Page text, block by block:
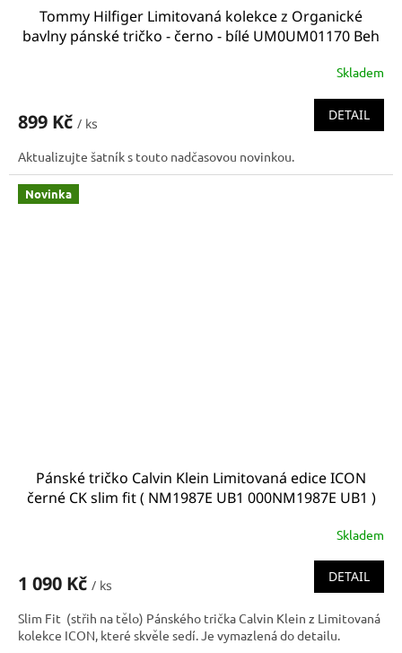
Tommy Hilfiger Limitovaná kolekce z Organické
bavlny pánské tričko - černo - bílé UM0UM01170 Beh
Skladem
899 Kč / ks
DETAIL
Aktualizujte šatník s touto nadčasovou novinkou.
Novinka
Pánské tričko Calvin Klein Limitovaná edice ICON
černé CK slim fit ( NM1987E UB1 000NM1987E UB1 )
Skladem
1 090 Kč / ks
DETAIL
Slim Fit (střih na tělo) Pánského trička Calvin Klein z Limitovaná
kolekce ICON, které skvěle sedí. Je vymazlená do detailu.